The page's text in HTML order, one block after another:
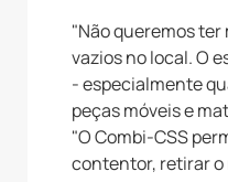
"Não queremos
vazios no local. O
- especialmente
peças móveis e
"O Combi-CSS
contentor, retirar o